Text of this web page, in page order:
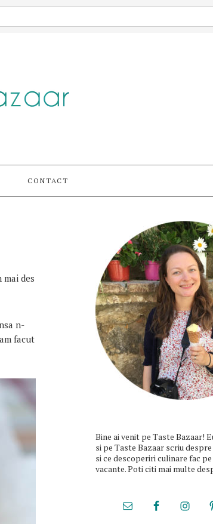
CONTACT
des
n-
facut
Bine ai venit pe Taste Bazaar!
si pe Taste Bazaar scriu
si ce descoperiri culinare fac pe
vacante. Poti citi mai multe